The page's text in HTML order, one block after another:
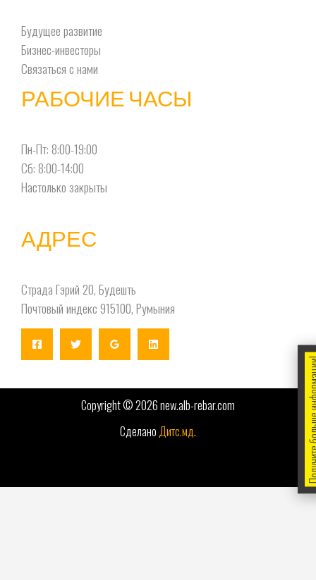
Будущее развитие
Бизнес-инвесторы
Связаться с нами
РАБОЧИЕ ЧАСЫ
Пн-Пт: 8:00-19:00
Сб: 8:00-14:00
Настолько закрыты
АДРЕС
Страда Гэрий 20, Будешть
Почтовый индекс 915100, Румыния
Copyright © 2026 new.alb-rebar.com
Сделано Дитс.мд.